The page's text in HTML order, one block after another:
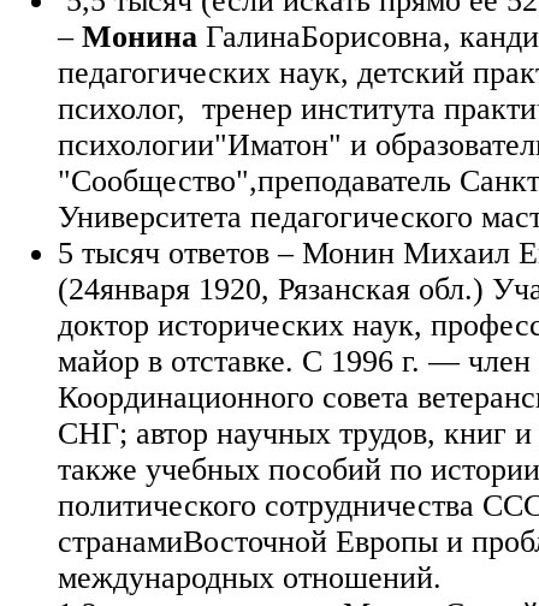
– Монина ГалинаБорисовна,
педагогических наук, детский
психолог, тренер института
психологии"Иматон" и
"Сообщество",преподаватель
Университета педагогического
5 тысяч ответов – Монин Михаил
(24января 1920, Рязанская обл.)
доктор исторических наук,
майор в отставке. С 1996 г. — член
Координационного совета
СНГ; автор научных трудов, книг
также учебных пособий по
политического сотрудничества
странамиВосточной Европы и
международных отношений.